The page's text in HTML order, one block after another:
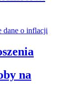
na